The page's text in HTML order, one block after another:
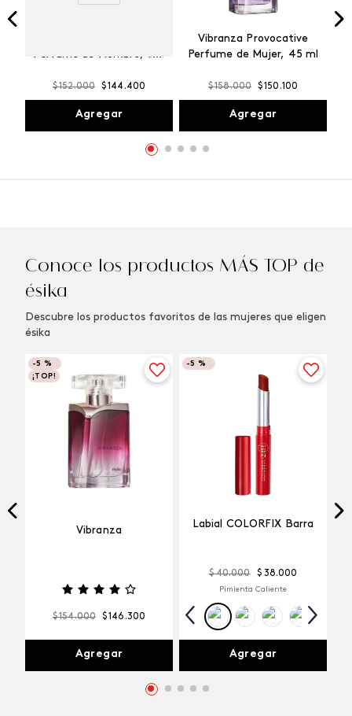
Perfume de Hombre, 100
$152.000 $144 .400
Agregar
Vibranza Provocative
Perfume de Mujer, 45 ml
$158.000 $150 .100
Agregar
Conoce los productos MÁS TOP de
ésika
Descubre los productos favoritos de las mujeres que eligen
ésika
-5 %
¡TOP!
Vibranza
$154.000 $146 .300
Agregar
-5 %
Labial COLORFIX Barra
$ 40.000 $ 38.000
Pimienta Caliente
Agregar